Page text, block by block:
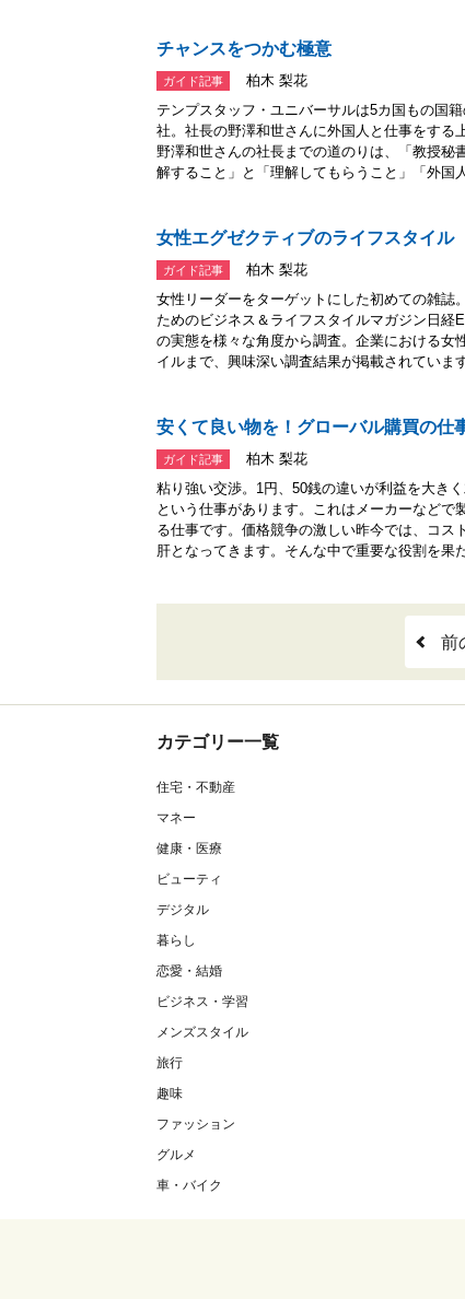
チャンスをつかむ極意
ガイド記事
柏木 梨花
テンプスタッフ・ユニバーサルは5カ国もの国
社。社長の野澤和世さんに外国人と仕事をする
野澤和世さんの社長までの道のりは、「教授秘
解すること」と「理解してもらうこと」「外国
女性エグゼクティブのライフスタイル
ガイド記事
柏木 梨花
女性リーダーをターゲットにした初めての雑誌
ためのビジネス＆ライフスタイルマガジン日経
の実態を様々な角度から調査。企業における女
イルまで、興味深い調査結果が掲載されていま
安くて良い物を！グローバル購買の仕
ガイド記事
柏木 梨花
粘り強い交渉。1円、50銭の違いが利益を大き
という仕事があります。これはメーカーなど
る仕事です。価格競争の激しい昨今では、コ
肝となってきます。そんな中で重要な役割を果
前
カテゴリー一覧
住宅・不動産
マネー
健康・医療
ビューティ
デジタル
暮らし
恋愛・結婚
ビジネス・学習
メンズスタイル
旅行
趣味
ファッション
グルメ
車・バイク